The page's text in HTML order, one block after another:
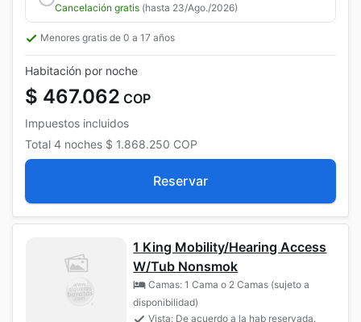
Cancelación gratis (hasta 23/Ago./2026)
Menores gratis de 0 a 17 años
Habitación por noche
$ 467.062 COP
Impuestos incluidos
Total 4 noches $ 1.868.250 COP
Reservar
1 King Mobility/Hearing Access
W/Tub Nonsmok
Camas: 1 Cama o 2 Camas (sujeto a
disponibilidad)
Vista: De acuerdo a la hab reservada.